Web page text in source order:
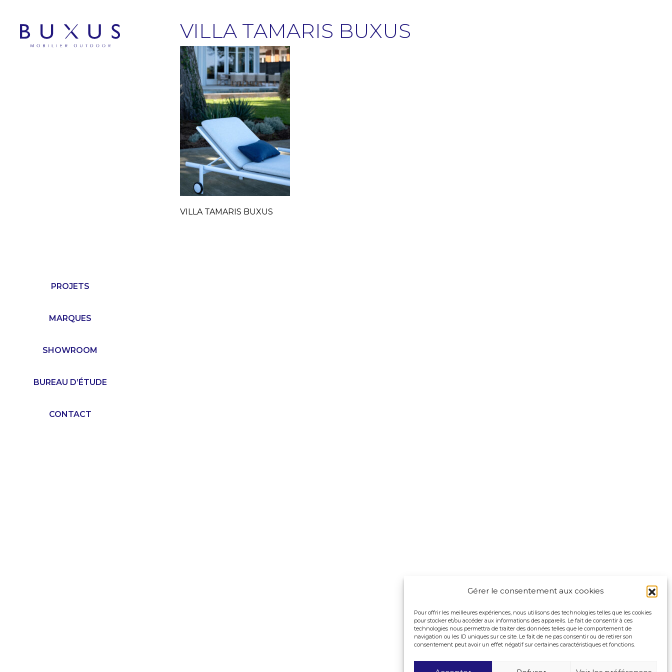
Gérer le consentement aux cookies
Pour offrir les meilleures expériences, nous utilisons des technologies telles que les cookies
pour stocker et/ou accéder aux informations des appareils. Le fait de consentir à ces
technologies nous permettra de traiter des données telles que le comportement de
navigation ou les ID uniques sur ce site. Le fait de ne pas consentir ou de retirer son
consentement peut avoir un effet négatif sur certaines caractéristiques et fonctions.
PROJETS
MARQUES
SHOWROOM
BUREAU D’ÉTUDE
CONTACT
VILLA TAMARIS BUXUS
VILLA TAMARIS BUXUS